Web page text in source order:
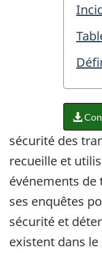
sécurité des
recueille et
événements de
ses enquêtes
sécurité et
existent dans